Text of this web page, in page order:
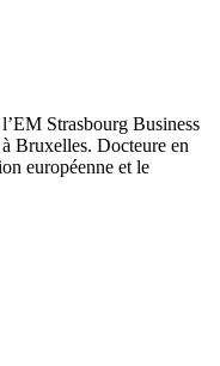
Strasbourg Business
Bruxelles. Docteure en
européenne et le